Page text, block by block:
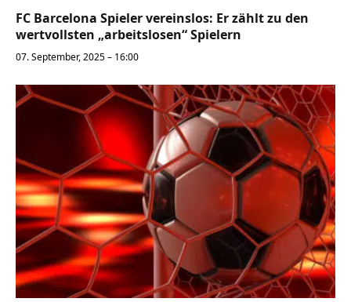
FC Barcelona Spieler vereinslos: Er zählt zu den
wertvollsten „arbeitslosen“ Spielern
07. September, 2025 – 16:00